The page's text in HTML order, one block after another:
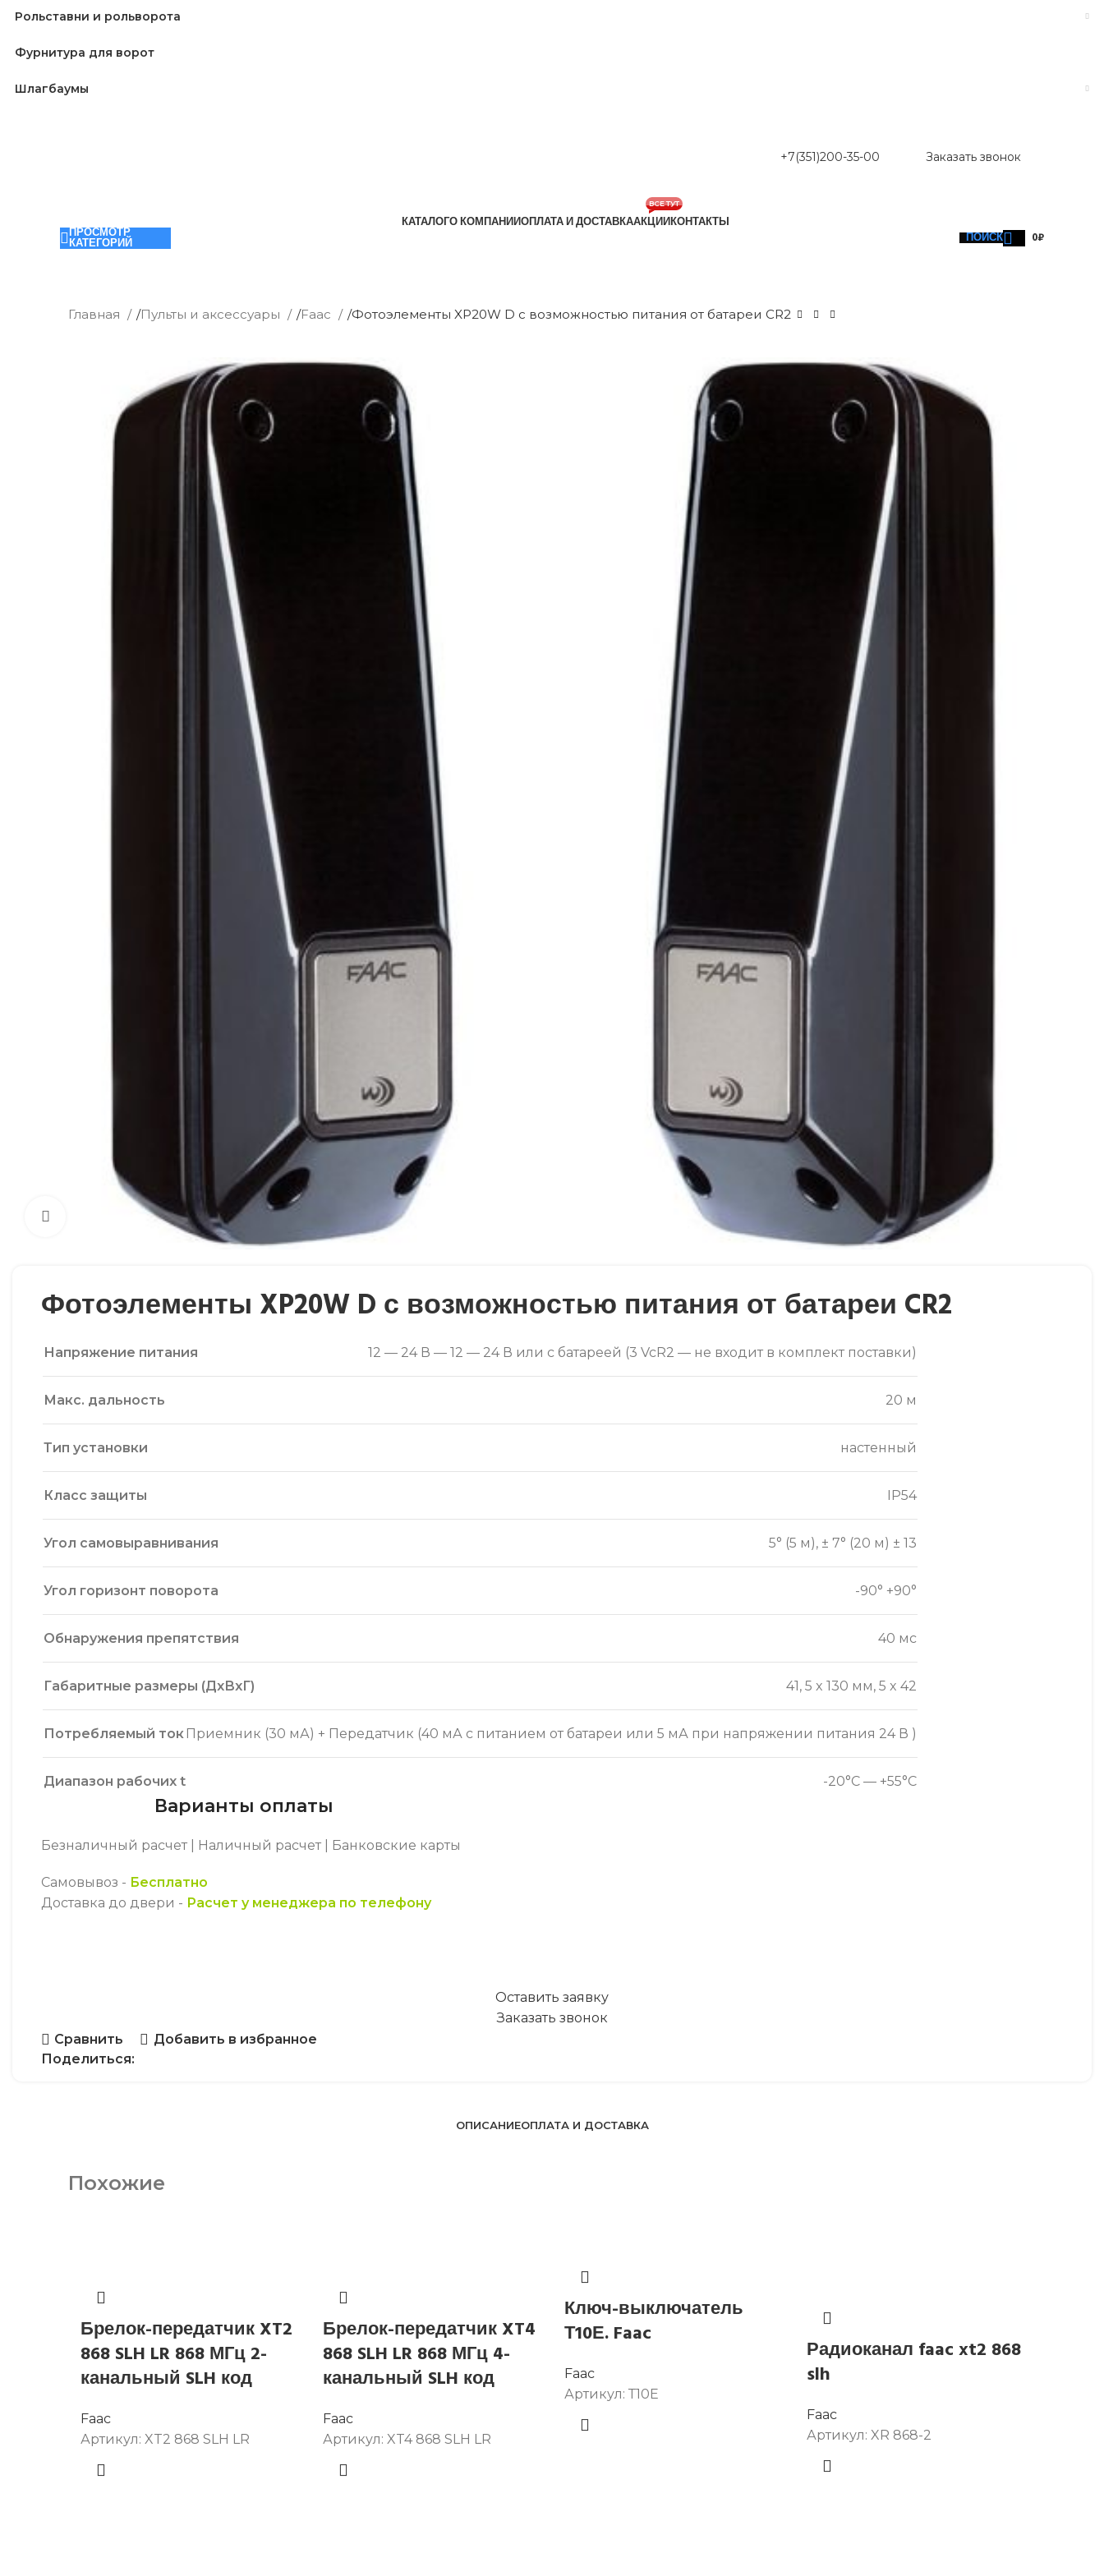
Рольставни и рольворота
Фурнитура для ворот
Шлагбаумы
+7(351)200-35-00 Заказать звонок
ПРОСМОТР
КАТЕГОРИЙ
КАТАЛОГО КОМПАНИИОПЛАТА И ДОСТАВКААКЦИИ
ВСЕ ТУТ
КОНТАКТЫ
ПОИСК
0₽
Главная /Пульты и аксессуары /Faac /Фотоэлементы XP20W D с возможностью питания от батареи CR2
Нажмите, чтобы увеличить
Фотоэлементы XP20W D с возможностью питания от батареи CR2
Напряжение питания 12 — 24 В — 12 — 24 В или с батареей (3 VcR2 — не входит в комплект поставки)
Макс. дальность 20 м
Тип установки настенный
Класс защиты IP54
Угол самовыравнивания 5° (5 м), ± 7° (20 м) ± 13
Угол горизонт поворота -90° +90°
Обнаружения препятствия 40 мс
Габаритные размеры (ДxВxГ) 41 , 5 x 130 мм, 5 x 42
Потребляемый ток Приемник (30 мА) + Передатчик (40 мА с питанием от батареи или 5 мА при напряжении питания 24 В )
Диапазон рабочих t -20°C — +55°C
Варианты оплаты
Безналичный расчет | Наличный расчет | Банковские карты
Самовывоз - Бесплатно
Доставка до двери - Расчет у менеджера по телефону
Оставить заявку
Заказать звонок
Сравнить
Добавить в избранное
Поделиться:
ОПИСАНИЕОПЛАТА И ДОСТАВКА
Похожие
Брелок-передатчик XT2
868 SLH LR 868 МГц 2-
канальный SLH код
Faac
Артикул: XT2 868 SLH LR
Брелок-передатчик XT4
868 SLH LR 868 МГц 4-
канальный SLH код
Faac
Артикул: XT4 868 SLH LR
Ключ-выключатель
Т10Е. Faac
Faac
Артикул: Т10Е
Радиоканал faac xt2 868
slh
Faac
Артикул: XR 868-2